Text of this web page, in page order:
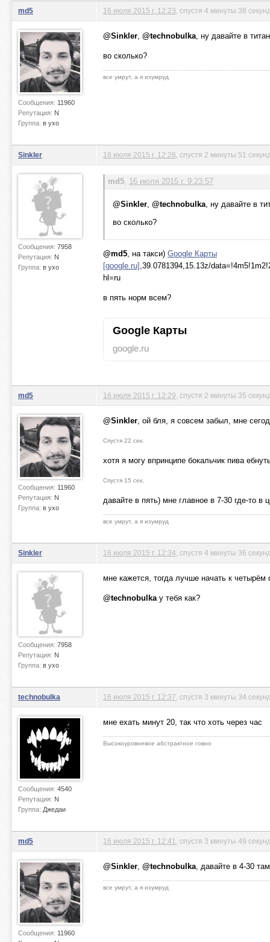
md5
Сообщения: 11960
Репутация: N
Группа: в ухо
16 июля 2015 г. 12:23 , спустя 4 минуты 38
@Sinkler, @technobulka, ну давайте в
во сколько?
все умрут, а я изумруд
Sinkler
Сообщения: 7958
Репутация: N
Группа: в ухо
16 июля 2015 г. 12:26 , спустя 2 минуты 51
md5, 16 июля 2015 г. 9:23:57
@Sinkler, @technobulka, ну давайте в
во сколько?
@md5, на такси) Google Карты
[google.ru] ,39.0781394,15.13z/
hl=ru
в пять норм всем?
Google Карты
google.ru
md5
Сообщения: 11960
Репутация: N
Группа: в ухо
16 июля 2015 г. 12:29 , спустя 2 минуты 35
@Sinkler, ой бля, я совсем забыл, мне
Спустя 22 сек.
хотя я могу впринципе бокальчик пива
Спустя 15 сек.
давайте в пять) мне главное в 7-30 где-то в
все умрут, а я изумруд
Sinkler
Сообщения: 7958
Репутация: N
Группа: в ухо
16 июля 2015 г. 12:34 , спустя 4 минуты 36
мне кажется, тогда лучше начать к
@technobulkaу тебя как?
technobulka
Сообщения: 4540
Репутация: N
Группа: Джедаи
16 июля 2015 г. 12:37 , спустя 3 минуты 34
мне ехать минут 20, так что хоть через час
Высокоуровневое абстрактное говно
md5
Сообщения: 11960
16 июля 2015 г. 12:41 , спустя 3 минуты 49
@Sinkler, @technobulka, давайте в 4-30 там
все умрут, а я изумруд